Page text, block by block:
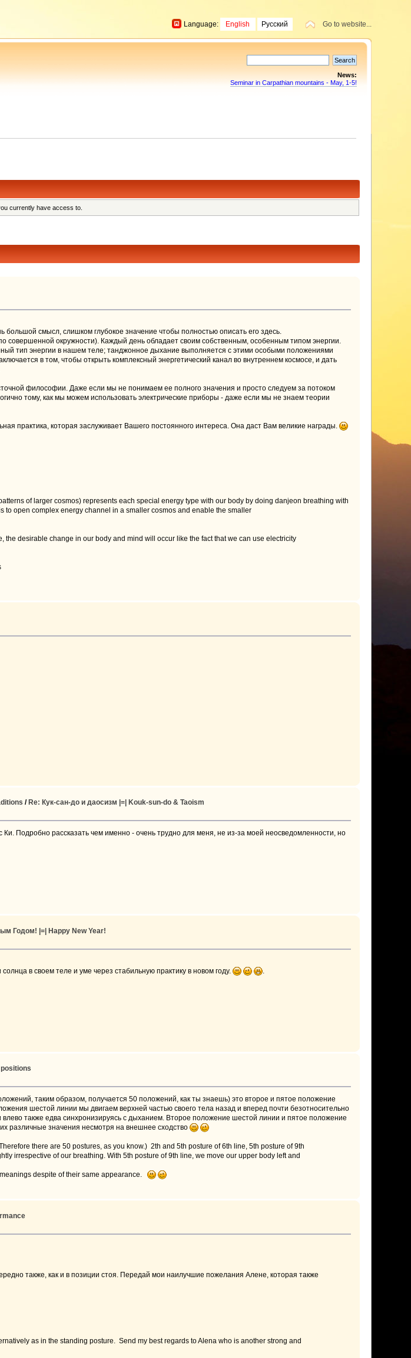
Go to website...
Language: English Русский
News:
Seminar in Carpathian mountains - May, 1-5!
currently have access to.
большой смысл, слишком глубокое значение чтобы полностью описать его здесь.
совершенной окружности). Каждый день обладает своим собственным, особенным типом энергии.
тип энергии в нашем теле; танджонное дыхание выполняется с этими особыми положениями
в том, чтобы открыть комплексный энергетический канал во внутреннем космосе, и дать
философии. Даже если мы не понимаем ее полного значения и просто следуем за потоком
тому, как мы можем использовать электрические приборы - даже если мы не знаем теории
практика, которая заслуживает Вашего постоянного интереса. Она даст Вам великие награды.
of larger cosmos) represents each special energy type with our body by doing danjeon breathing with
to open complex energy channel in a smaller cosmos and enable the smaller
desirable change in our body and mind will occur like the fact that we can use electricity
/ Re: Кук-сан-до и даосизм |=| Kouk-sun-do & Taoism
Подробно рассказать чем именно - очень трудно для меня, не из-за моей неосведомленности, но
Годом! |=| Happy New Year!
в своем теле и уме через стабильную практику в новом году.
таким образом, получается 50 положений, как ты знаешь) это второе и пятое положение
шестой линии мы двигаем верхней частью своего тела назад и вперед почти безотносительно
также едва синхронизируясь с дыханием. Второе положение шестой линии и пятое положение
различные значения несмотря на внешнее сходство
there are 50 postures, as you know.) 2th and 5th posture of 6th line, 5th posture of 9th
irrespective of our breathing. With 5th posture of 9th line, we move our upper body left and
meanings despite of their same appearance.
также, как и в позиции стоя. Передай мои наилучшие пожелания Алене, которая также
as in the standing posture. Send my best regards to Alena who is another strong and